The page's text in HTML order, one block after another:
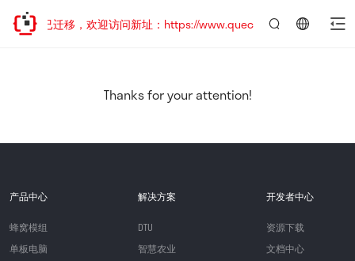
站地址已迁移，欢迎访问新址：https://www.quectel.com.cn
Thanks for your attention!
产品中心
蜂窝模组
单板电脑
解决方案
DTU
智慧农业
开发者中心
资源下载
文档中心